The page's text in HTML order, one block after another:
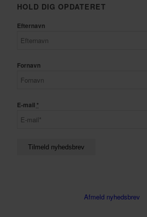
HOLD DIG OPDATERET
Efternavn
Fornavn
E-mail *
Afmeld nyhedsbrev